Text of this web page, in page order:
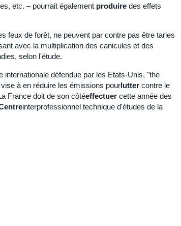
etc. – pourrait également produire des effets
feux de forêt, ne peuvent par contre pas être taries
avec la multiplication des canicules et des
selon l'étude.
internationale défendue par les Etats-Unis, "the
à en réduire les émissions pourlutter contre le
France doit de son côtéeffectuer cette année des
interprofessionnel technique d'études de la